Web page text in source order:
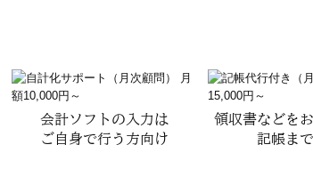
会計ソフトの入力は
ご自身で行う方向け
領収書などを
記帳ま